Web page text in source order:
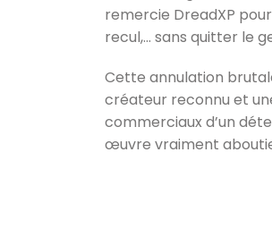
remercie DreadXP
recul,… sans quitter le
Cette annulation
créateur reconnu et
commerciaux d’un
œuvre vraiment